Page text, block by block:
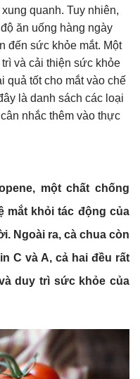
quanh. Tuy nhiên,
ăn uống hàng ngày
đến sức khỏe mắt. Một
và cải thiện sức khỏe
quả tốt cho mắt vào chế
là danh sách các loại
nhắc thêm vào thực
một chất chống
mắt khỏi tác động của
Ngoài ra, cà chua còn
C và A, cả hai đều rất
duy trì sức khỏe của